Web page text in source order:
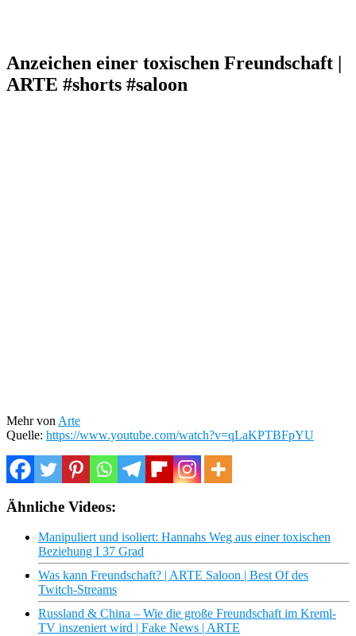
Anzeichen einer toxischen Freundschaft |
ARTE #shorts #saloon
Mehr von Arte
Quelle: https://www.youtube.com/watch?v=qLaKPTBFpYU
Ähnliche Videos:
Manipuliert und isoliert: Hannahs Weg aus einer toxischen
Beziehung I 37 Grad
Was kann Freundschaft? | ARTE Saloon | Best Of des
Twitch-Streams
Russland & China – Wie die große Freundschaft im Kreml-
TV inszeniert wird | Fake News | ARTE